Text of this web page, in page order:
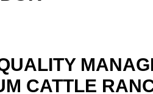
CATTLE